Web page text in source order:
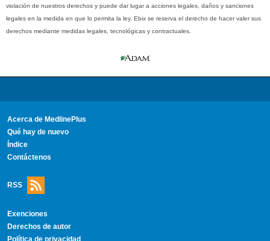
violación de nuestros derechos y puede dar lugar a acciones legales, daños y sanciones
legales en la medida en que lo permita la ley. Ebix se reserva el derecho de hacer valer sus
derechos mediante medidas legales, tecnológicas y contractuales.
Acerca de MedlinePlus
Qué hay de nuevo
Índice
Contáctenos
RSS
Exenciones
Derechos de autor
Política de privacidad